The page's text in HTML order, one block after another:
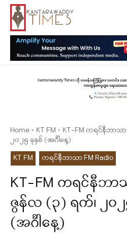
Home KT FM
KT-FM ကရင်နီဘာသ
၂၀၂၅ ခုနှစ် (အင်္ဂါနေ့)
KT FM
ကရင်နီဘာသာ FM Radio
KT-FM ကရင်နီဘ
ဇွန်လ (၃) ရက်၊ ၂၀
(အင်္ဂါနေ့)